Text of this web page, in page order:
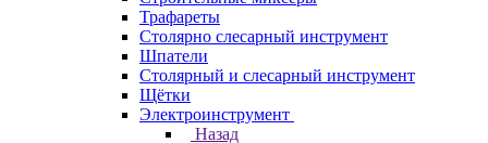
Трафареты
Столярно слесарный инструмент
Шпатели
Столярный и слесарный инструмент
Щётки
Электроинструмент
Назад